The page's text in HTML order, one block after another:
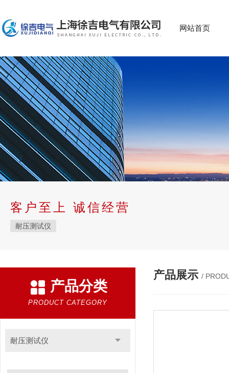
网站首页
客户至上 诚信经营
耐压测试仪
产品分类
PRODUCT CATEGORY
耐压测试仪
产品展示 /